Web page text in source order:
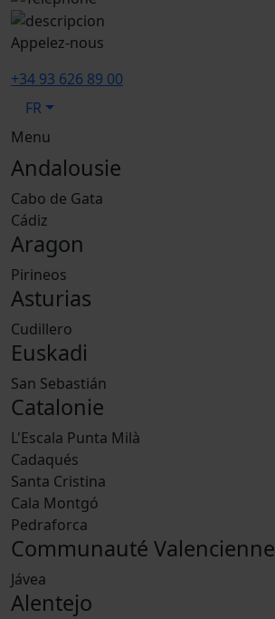
Appelez-nous
+34 93 626 89 00
FR
Menu
Andalousie
Cabo de Gata
Cádiz
Aragon
Pirineos
Asturias
Cudillero
Euskadi
San Sebastián
Catalonie
L'Escala Punta Milà
Cadaqués
Santa Cristina
Cala Montgó
Pedraforca
Communauté Valencienne
Jávea
Alentejo